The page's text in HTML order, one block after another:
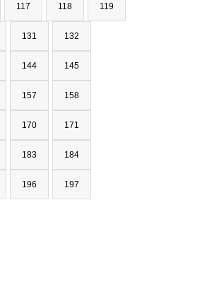
117 118 119
131 132
144 145
157 158
170 171
183 184
196 197